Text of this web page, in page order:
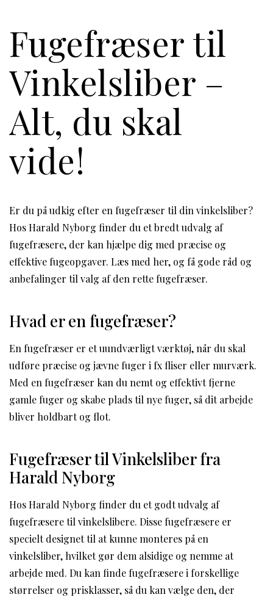
Fugefræser til
Vinkelsliber –
Alt, du skal
vide!
Er du på udkig efter en fugefræser til din vinkelsliber?
Hos Harald Nyborg finder du et bredt udvalg af
fugefræsere, der kan hjælpe dig med præcise og
effektive fugeopgaver. Læs med her, og få gode råd og
anbefalinger til valg af den rette fugefræser.
Hvad er en fugefræser?
En fugefræser er et uundværligt værktøj, når du skal
udføre præcise og jævne fuger i fx fliser eller murværk.
Med en fugefræser kan du nemt og effektivt fjerne
gamle fuger og skabe plads til nye fuger, så dit arbejde
bliver holdbart og flot.
Fugefræser til Vinkelsliber fra
Harald Nyborg
Hos Harald Nyborg finder du et godt udvalg af
fugefræsere til vinkelslibere. Disse fugefræsere er
specielt designet til at kunne monteres på en
vinkelsliber, hvilket gør dem alsidige og nemme at
arbejde med. Du kan finde fugefræsere i forskellige
størrelser og prisklasser, så du kan vælge den, der